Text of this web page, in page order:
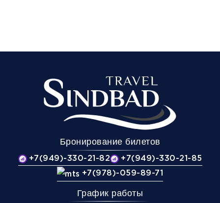
Бронирование билетов
+7(949)-330-21-82
+7(949)-330-21-85
+7(978)-059-89-71
График работы